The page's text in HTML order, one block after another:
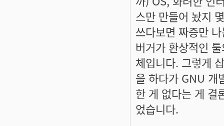
스만 만들어 놨지
쓰다보면 짜증만
버거가 환상적인
체입니다. 그렇게
을 하다가 GNU 개
한 게 없다는 게 결
었습니다.